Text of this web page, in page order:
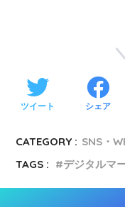
ツイート シェア
CATEGORY : SNS・
TAGS :
デジタルマ